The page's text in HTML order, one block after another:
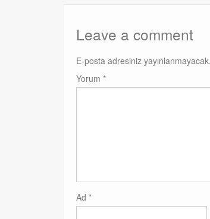
Leave a comment
E-posta adresiniz yayınlanmayacak.
Yorum *
Ad *